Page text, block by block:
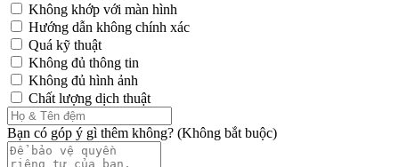
Không khớp với màn hình
Hướng dẫn không chính xác
Quá kỹ thuật
Không đủ thông tin
Không đủ hình ảnh
Chất lượng dịch thuật
Bạn có góp ý gì thêm không? (Không bắt buộc)